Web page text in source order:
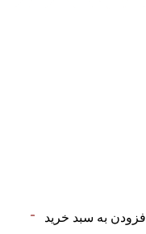
افزودن به سبد خرید